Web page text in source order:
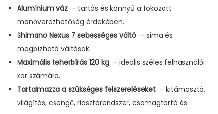
Alumínium váz – tartós és könnyű a fokozott
manőverezhetőség érdekében.
Shimano Nexus 7 sebességes váltó – sima és
megbízható váltások.
Maximális teherbírás 120 kg – ideális széles felhasználói
kör számára.
Tartalmazza a szükséges felszereléseket – kitámasztó,
világítás, csengő, riasztórendszer, csomagtartó és